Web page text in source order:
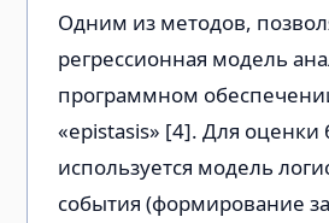
Одним из методов,
регрессионная модель
программном
«epistasis» [4]. Для
используется модель
события (формирование